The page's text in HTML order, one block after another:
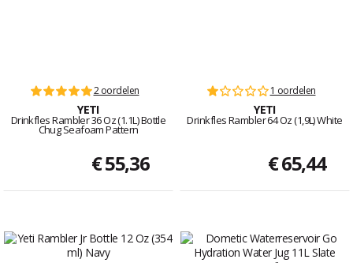
2 oordelen
YETI
Drinkfles Rambler 36 Oz (1.1L) Bottle
Chug Seafoam Pattern
€ 55,36
1 oordelen
YETI
Drinkfles Rambler 64 Oz (1,9L) White
€ 65,44